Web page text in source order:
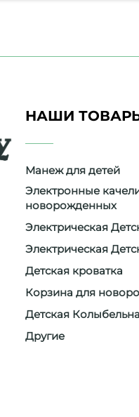
НАШИ
Манеж для детей
Электронные
новорожденных
Электрическая
Электрическая
Детская кроватка
Корзина для
Детская
Другие